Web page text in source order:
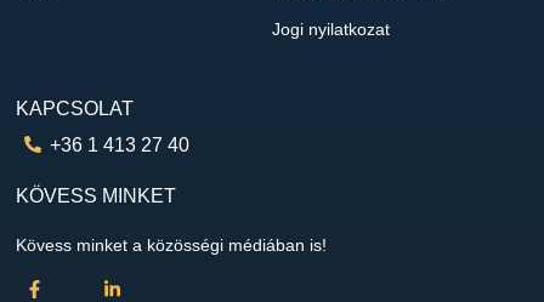
Jogi nyilatkozat
KAPCSOLAT
+36 1 413 27 40
KÖVESS MINKET
Kövess minket a közösségi médiában is!